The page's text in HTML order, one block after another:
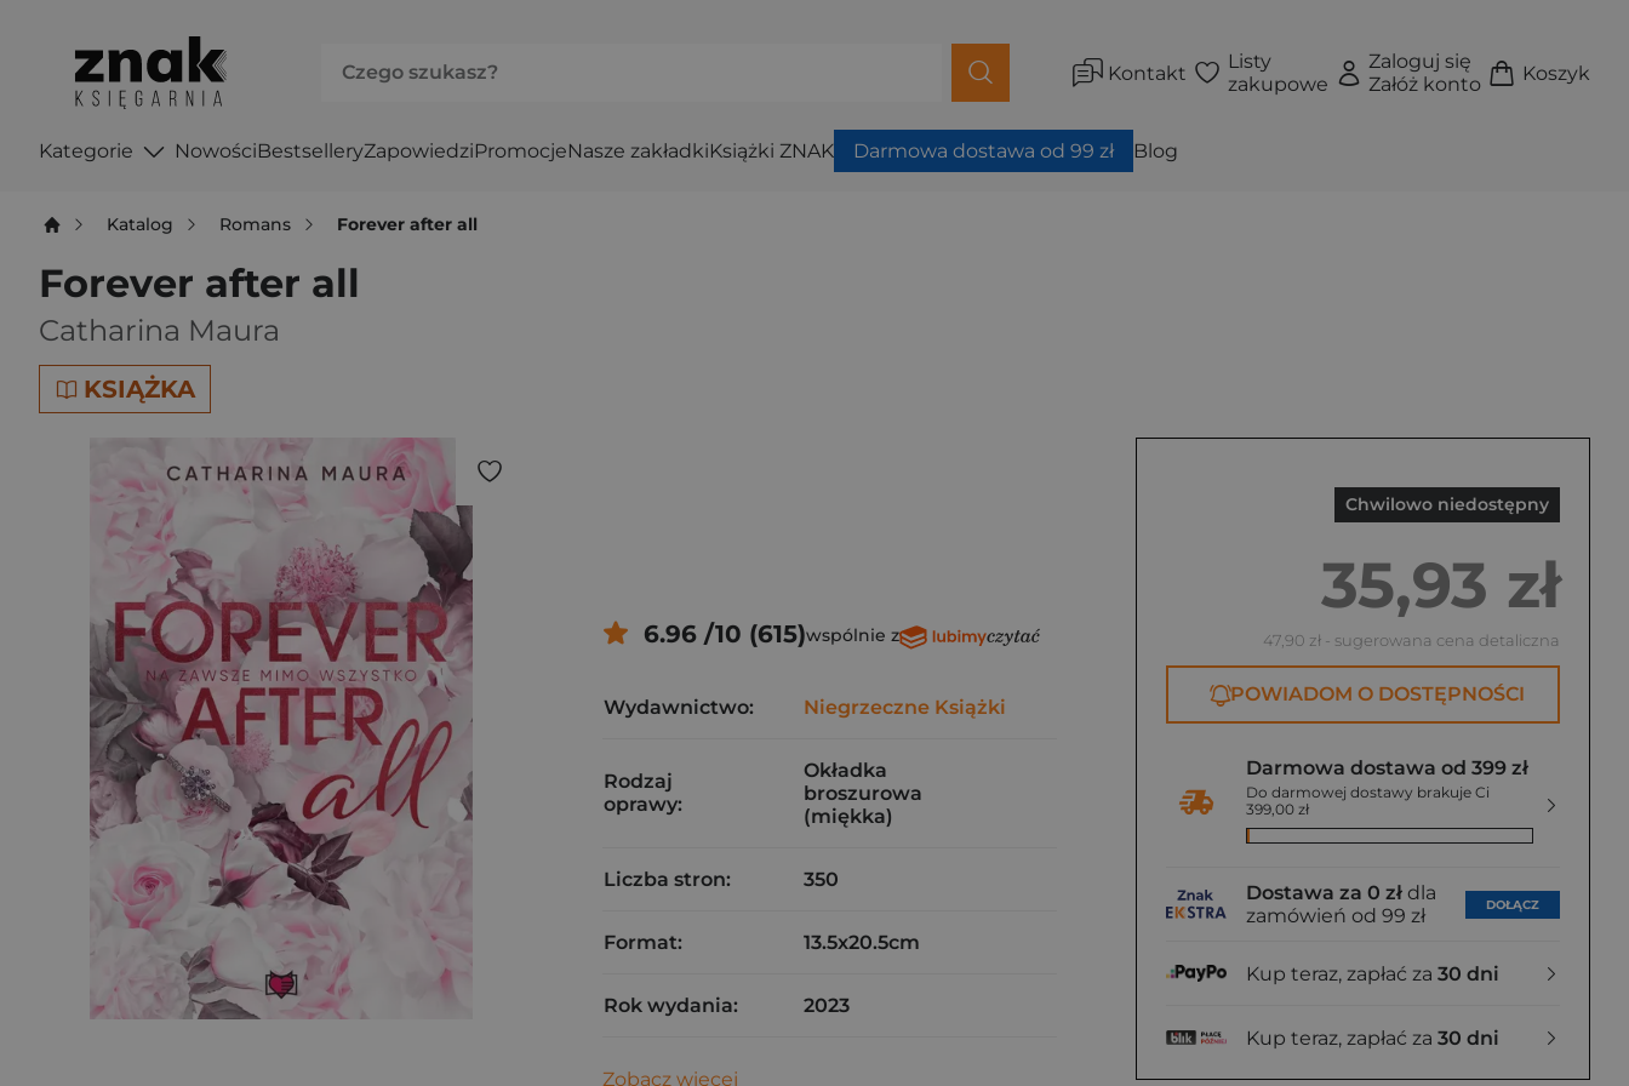
Kontakt
Listy
zakupowe
Zaloguj się
Załóż konto
Koszyk
Kategorie NowościBestselleryZapowiedziPromocjeNasze zakładkiKsiążki ZNAK Darmowa dostawa od 99 zł Blog
Katalog Romans Forever after all
Forever after all
Catharina Maura
KSIĄŻKA
Chwilowo niedostępny
35,93 zł
47,90 zł - sugerowana cena detaliczna
POWIADOM O DOSTĘPNOŚCI
Darmowa dostawa od 399 zł
Do darmowej dostawy brakuje Ci
399,00 zł
Dostawa za 0 zł dla
zamówień od 99 zł
DOŁĄCZ
Kup teraz, zapłać za 30 dni
Kup teraz, zapłać za 30 dni
6.96 /10 (615)wspólnie z
Wydawnictwo: Niegrzeczne Książki
Rodzaj
oprawy:
Okładka
broszurowa
(miękka)
Liczba stron: 350
Format: 13.5x20.5cm
Rok wydania: 2023
Zobacz więcej